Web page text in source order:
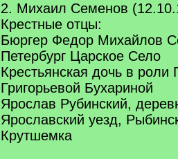
2. Михаил Семенов
Крестные отцы:
Бюргер Федор Михайлов
Петербург Царское Село
Крестьянская дочь в роли
Григорьевой Бухариной
Ярослав Рубинский,
Ярославский уезд,
Крутшемка